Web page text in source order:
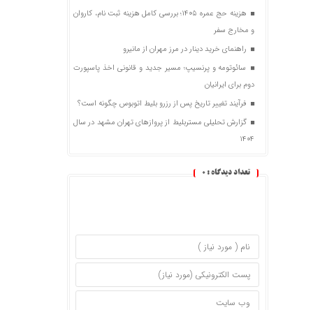
هزینه حج عمره ۱۴۰۵؛ بررسی کامل هزینه ثبت نام، کاروان
و مخارج سفر
راهنمای خرید دینار در مرز مهران از مانیرو
سائوتومه و پرنسیپ؛ مسیر جدید و قانونی اخذ پاسپورت
دوم برای ایرانیان
فرآیند تغییر تاریخ پس از رزرو بلیط اتوبوس چگونه است؟
گزارش تحلیلی مستربلیط از پروازهای تهران مشهد در سال
۱۴۰۴
تعداد دیدگاه : 0